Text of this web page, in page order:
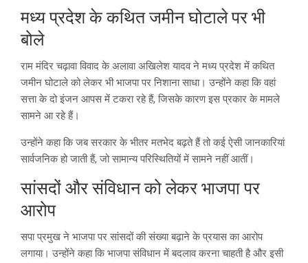
मध्य प्रदेश के कथित जमीन घोटाले पर भी
बोले
राम मंदिर चढ़ावा विवाद के अलावा अखिलेश यादव ने मध्य प्रदेश में कथित
जमीन घोटाले को लेकर भी भाजपा पर निशाना साधा। उन्होंने कहा कि वहां
सत्ता के दो इंजन आपस में टकरा रहे हैं, जिसके कारण इस प्रकार के मामले
सामने आ रहे हैं।
उन्होंने कहा कि जब सरकार के भीतर मतभेद बढ़ते हैं तो कई ऐसी जानकारियां
सार्वजनिक हो जाती हैं, जो सामान्य परिस्थितियों में सामने नहीं आतीं।
सांसदों और संविधान को लेकर भाजपा पर
आरोप
सपा प्रमुख ने भाजपा पर सांसदों की संख्या बढ़ाने के प्रयास का आरोप
लगाया। उन्होंने कहा कि भाजपा संविधान में बदलाव करना चाहती है और इसी